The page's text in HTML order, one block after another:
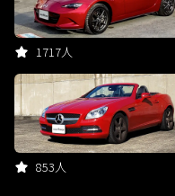
1717人
853人